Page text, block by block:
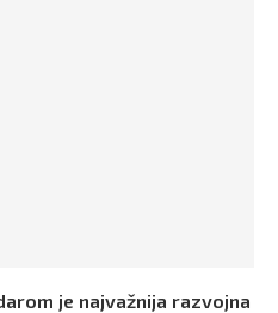
je najvažnija razvojna